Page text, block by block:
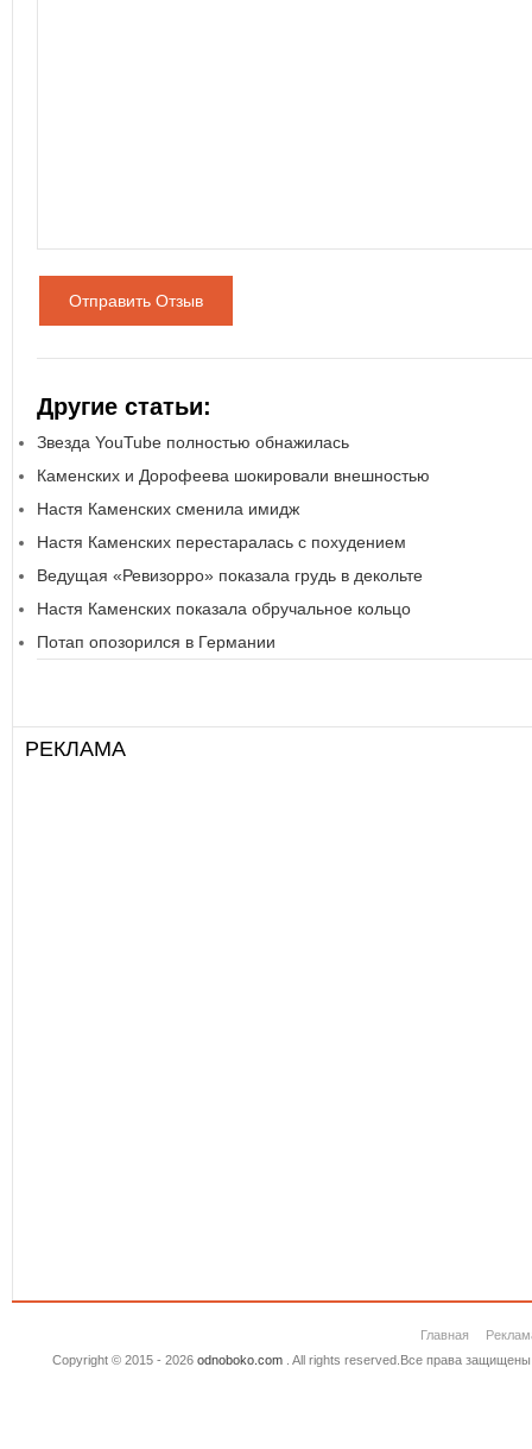
Отправить Отзыв
Другие статьи:
Звезда YouTube полностью обнажилась
Каменских и Дорофеева шокировали внешностью
Настя Каменских сменила имидж
Настя Каменских перестаралась с похудением
Ведущая «Ревизорро» показала грудь в декольте
Настя Каменских показала обручальное кольцо
Потап опозорился в Германии
РЕКЛАМА
Главная
Copyright © 2015 - 2026 odnoboko.com. All rights reserved.Все права защищены.